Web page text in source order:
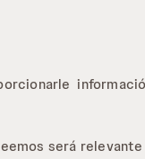
será